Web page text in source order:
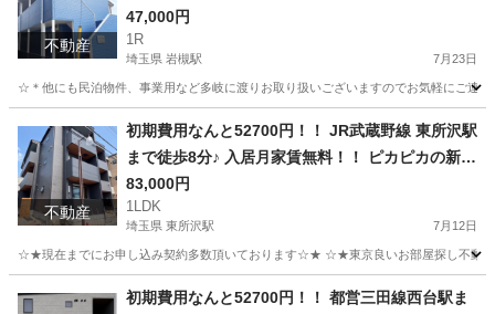
不動産
（次回更新予定日8月3日）
47,000円
1R
埼玉県 岩槻駅 7月23日
☆＊他にも民泊物件、事業用など多岐に渡りお取り扱いございますのでお気軽にご
さいたま市 岩槻駅 物件
不動産
初期費用なんと52700円！！ JR武蔵野線 東所沢駅
まで徒歩8分♪ 入居月家賃無料！！ ピカピカの新築
です！！ (次回更新予定日7月30日）
83,000円
1LDK
埼玉県 東所沢駅 7月12日
☆★現在までにお申し込み契約多数頂いております☆★ ☆★東京良いお部屋探し不動
東所沢駅 アパート 初期
初期費用なんと52700円！！ 都営三田線西台駅ま